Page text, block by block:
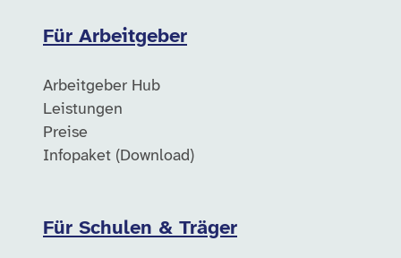
Für Arbeitgeber
Arbeitgeber Hub
Leistungen
Preise
Infopaket (Download)
Für Schulen & Träger